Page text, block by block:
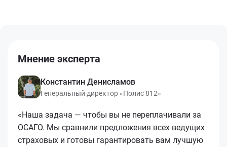
Мнение эксперта
Константин Денисламов
Генеральный директор «Полис 812»
«Наша задача — чтобы вы не переплачивали за
ОСАГО. Мы сравнили предложения всех ведущих
страховых и готовы гарантировать вам лучшую